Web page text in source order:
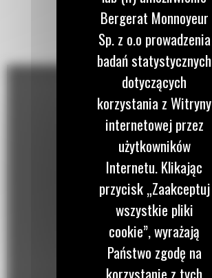
Bergerat Monnoyeur
Sp. z o.o prowadzenia
badań statystycznych
dotyczących
korzystania z Witryny
internetowej przez
użytkowników
Internetu. Klikając
przycisk „Zaakceptuj
wszystkie pliki
cookie”, wyrażają
Państwo zgodę na
korzystanie z tych